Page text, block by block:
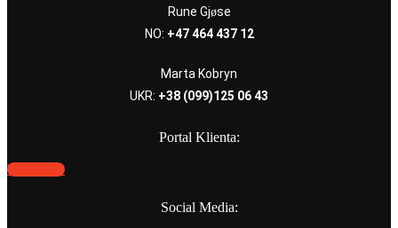
Rune Gjøse
NO: +47 464 437 12
Marta Kobryn
UKR: +38 (099)125 06 43
Portal Klienta:
WEBPANO
Social Media: